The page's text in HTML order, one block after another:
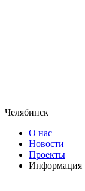
Челябинск
О нас
Новости
Проекты
Информация